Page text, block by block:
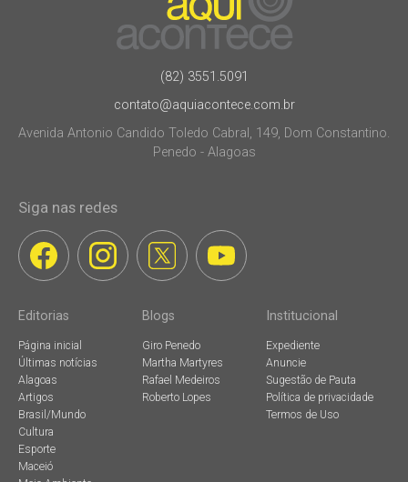
(82) 3551.5091
contato@aquiacontece.com.br
Avenida Antonio Candido Toledo Cabral, 149, Dom Constantino.
Penedo - Alagoas
Siga nas redes
Editorias
Página inicial
Últimas notícias
Alagoas
Artigos
Brasil/Mundo
Cultura
Esporte
Maceió
Blogs
Giro Penedo
Martha Martyres
Rafael Medeiros
Roberto Lopes
Institucional
Expediente
Anuncie
Sugestão de Pauta
Política de privacidade
Termos de Uso